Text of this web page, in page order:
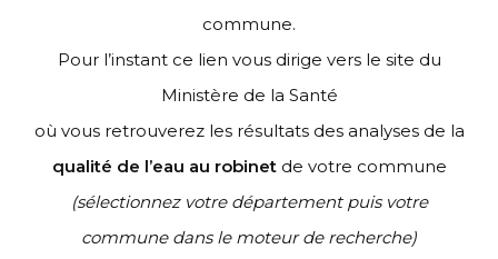
commune.
Pour l’instant ce lien vous dirige vers le site du
Ministère de la Santé
où vous retrouverez les résultats des analyses de la
qualité de l’eau au robinet de votre commune
(sélectionnez votre département puis votre
commune dans le moteur de recherche)